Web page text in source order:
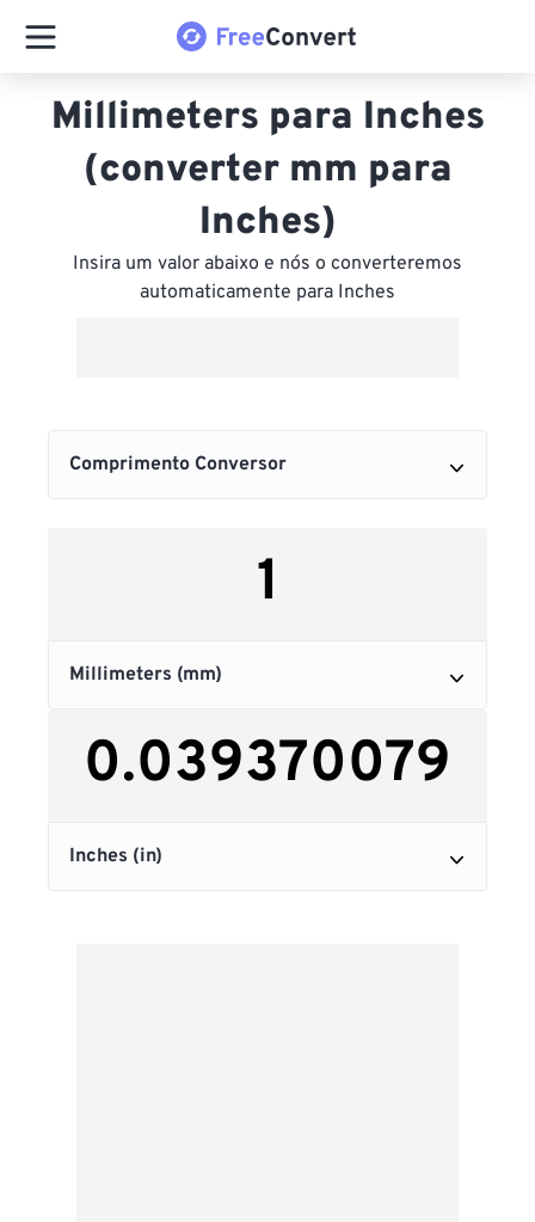
Millimeters para Inches
(converter mm para
Inches)
Insira um valor abaixo e nós o converteremos
automaticamente para Inches